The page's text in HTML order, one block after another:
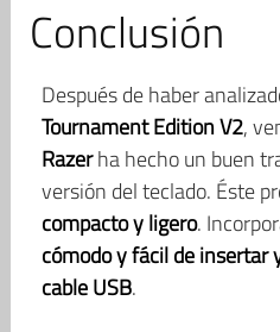
Conclusión
Después de haber
Tournament Edition V2,
Razerha hecho un buen
versión del teclado. Éste
compacto y ligero.
cómodo y fácil de insertar
cable USB.